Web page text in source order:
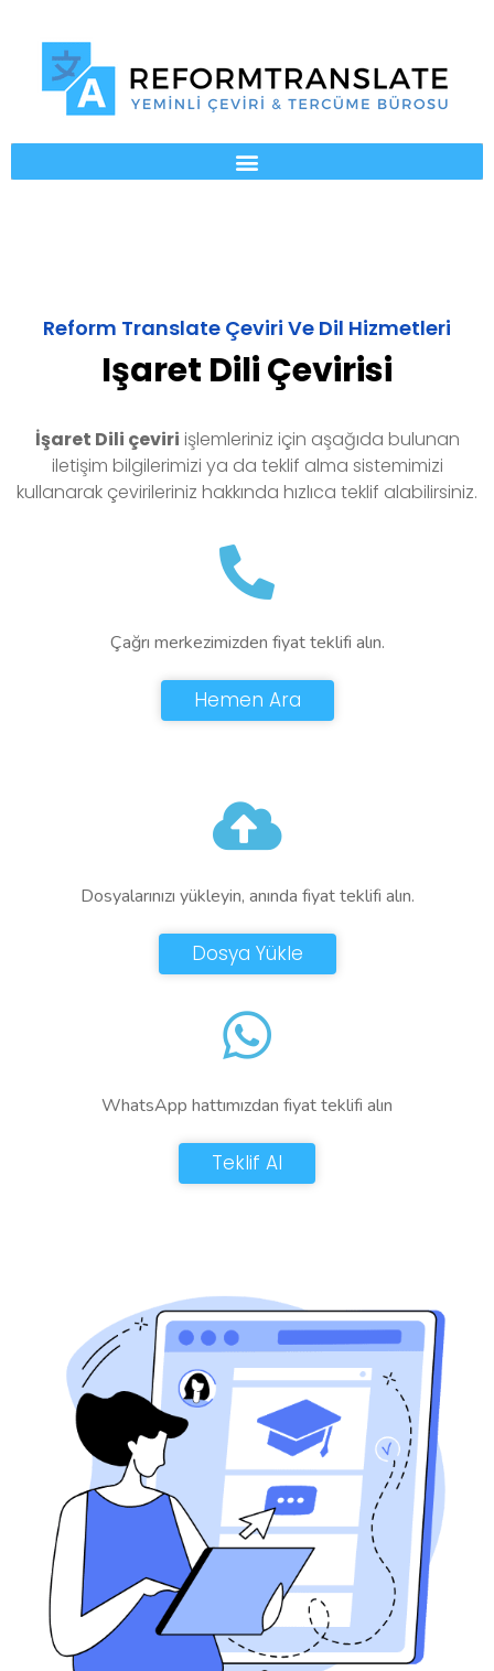
Reform Translate Çeviri Ve Dil Hizmetleri
Işaret Dili Çevirisi
İşaret Dili çeviri işlemleriniz için aşağıda bulunan
iletişim bilgilerimizi ya da teklif alma sistemimizi
kullanarak çevirileriniz hakkında hızlıca teklif alabilirsiniz.
Çağrı merkezimizden fiyat teklifi alın.
Hemen Ara
Dosyalarınızı yükleyin, anında fiyat teklifi alın.
Dosya Yükle
WhatsApp hattımızdan fiyat teklifi alın
Teklif Al